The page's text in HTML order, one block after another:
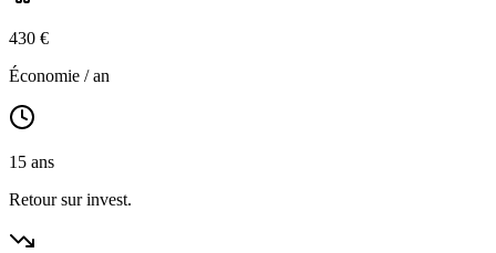
430 €
Économie / an
15 ans
Retour sur invest.